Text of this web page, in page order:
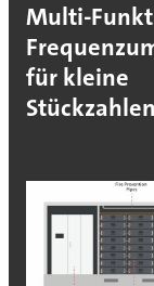
Multi-
für kleine
Stückzahlen